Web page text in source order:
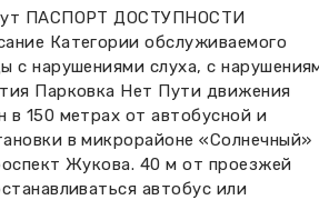
ПАСПОРТ ДОСТУПНОСТИ
Категории обслуживаемого
с нарушениями слуха, с
Парковка Нет Пути движения
в 150 метрах от автобусной и
в микрорайоне «Солнечный»
Жукова. 40 м от проезжей
автобус или